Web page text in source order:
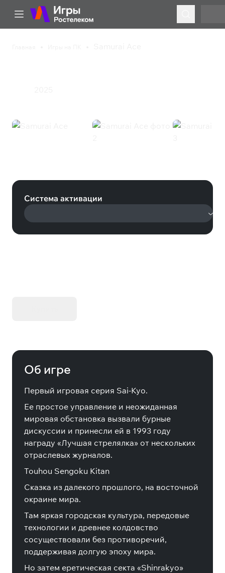
Система активации
Об игре
Первый игровая серия Sai-Kyo.
Ее простое управление и неожиданная
мировая обстановка вызвали бурные
дискуссии и принесли ей в 1993 году
награду «Лучшая стрелялка» от нескольких
отраслевых журналов.
Touhou Sengoku Kitan
Сказка из далекого прошлого, на восточной
окраине мира.
Там яркая городская культура, передовые
технологии и древнее колдовство
сосуществовали без противоречий,
поддерживая долгую эпоху мира.
Но затем еретическая секта «Shinrakyo»